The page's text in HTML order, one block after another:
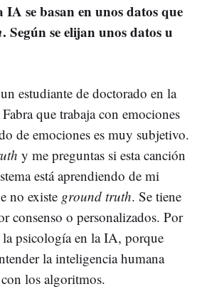
se basan en unos datos que
. Según se elijan unos datos u
estudiante de doctorado en la
que trabaja con emociones
de emociones es muy subjetivo.
y me preguntas si esta canción
está aprendiendo de mi
no existe ground truth. Se tiene
consenso o personalizados. Por
la psicología en la IA, porque
la inteligencia humana
los algoritmos.